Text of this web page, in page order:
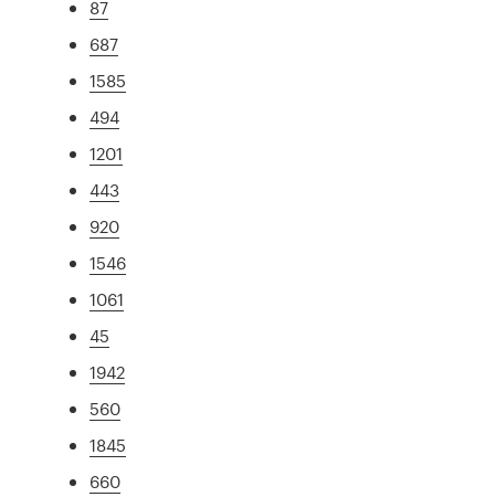
87
687
1585
494
1201
443
920
1546
1061
45
1942
560
1845
660